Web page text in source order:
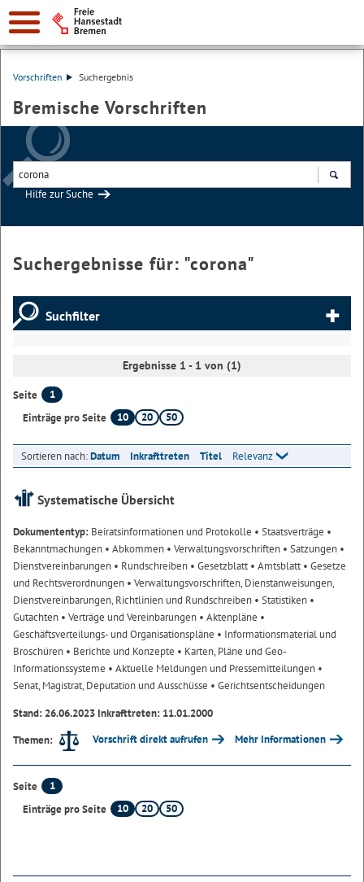
Vorschriften Suchergebnis
Bremische Vorschriften
Hilfe zur Suche
Suchergebnisse für: "corona"
Suchfilter
Ergebnisse 1 - 1 von (1)
Seite
1
Einträge pro Seite
10 20 50
Sortieren nach:Datum Inkrafttreten Titel Relevanz
Systematische Übersicht
Dokumententyp: Beiratsinformationen und Protokolle • Staatsverträge •
Bekanntmachungen • Abkommen • Verwaltungsvorschriften • Satzungen •
Dienstvereinbarungen • Rundschreiben • Gesetzblatt• Amtsblatt• Gesetze
und Rechtsverordnungen • Verwaltungsvorschriften, Dienstanweisungen,
Dienstvereinbarungen, Richtlinien und Rundschreiben • Statistiken •
Gutachten • Verträge und Vereinbarungen • Aktenpläne •
Geschäftsverteilungs- und Organisationspläne • Informationsmaterial und
Broschüren • Berichte und Konzepte • Karten, Pläne und Geo-
Informationssysteme • Aktuelle Meldungen und Pressemitteilungen •
Senat, Magistrat, Deputation und Ausschüsse • Gerichtsentscheidungen
Stand: 26.06.2023 Inkrafttreten: 11.01.2000
Themen:
Vorschrift direkt aufrufen Mehr Informationen
Seite
1
Einträge pro Seite
10 20 50